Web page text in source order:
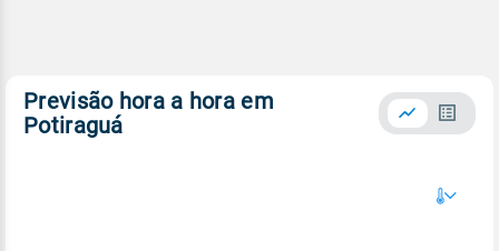
Previsão hora a hora em
Potiraguá